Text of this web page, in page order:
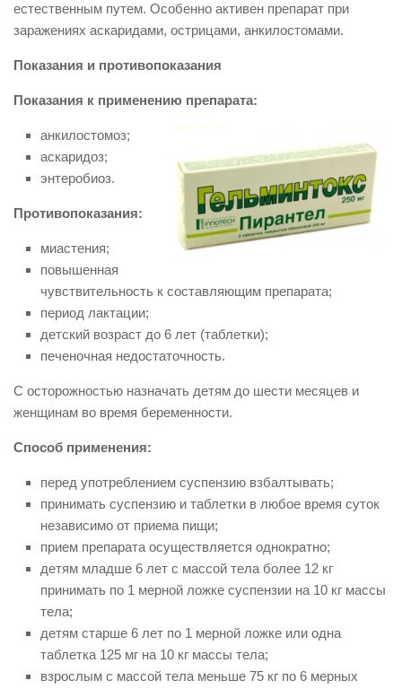
естественным путем. Особенно активен препарат при
заражениях аскаридами, острицами, анкилостомами.
Показания и противопоказания
Показания к применению препарата:
анкилостомоз;
аскаридоз;
энтеробиоз.
Противопоказания:
миастения;
повышенная
чувствительность к составляющим препарата;
период лактации;
детский возраст до 6 лет (таблетки);
печеночная недостаточность.
С осторожностью назначать детям до шести месяцев и
женщинам во время беременности.
Способ применения:
перед употреблением суспензию взбалтывать;
принимать суспензию и таблетки в любое время суток
независимо от приема пищи;
прием препарата осуществляется однократно;
детям младше 6 лет с массой тела более 12 кг
принимать по 1 мерной ложке суспензии на 10 кг массы
тела;
детям старше 6 лет по 1 мерной ложке или одна
таблетка 125 мг на 10 кг массы тела;
взрослым с массой тела меньше 75 кг по 6 мерных